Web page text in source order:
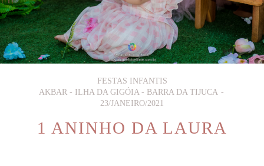
FESTAS INFANTIS
AKBAR - ILHA DA GIGÓIA - BARRA DA TIJUCA
23/JANEIRO/2021
1 ANINHO DA LAURA